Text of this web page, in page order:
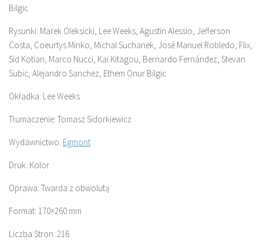
Bilgic
Rysunki: Marek Oleksicki, Lee Weeks, Agustin Alessio, Jefferson
Costa, Coeurtys Minko, Michal Suchanek, José Manuel Robledo, Flix,
Sid Kotian, Marco Nucci, Kai Kitagou, Bernardo Fernández, Stevan
Subic, Alejandro Sanchez, Ethem Onur Bilgic
Okładka: Lee Weeks
Tłumaczenie: Tomasz Sidorkiewicz
Wydawnictwo: Egmont
Druk: Kolor
Oprawa: Twarda z obwolutą
Format: 170×260 mm
Liczba Stron: 216